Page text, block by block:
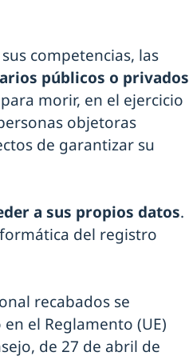
competencias, las
públicos o privados
morir, en el ejercicio
objetoras
de garantizar su
a sus propios datos.
del registro
recabados se
el Reglamento (UE)
de 27 de abril de